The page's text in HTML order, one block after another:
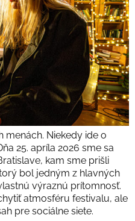
menách. Niekedy ide o
25. apríla 2026 sme sa
kam sme prišli
bol jedným z hlavných
výraznú prítomnosť.
atmosféru festivalu, ale
pre sociálne siete.